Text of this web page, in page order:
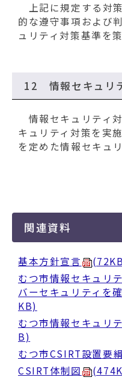
上記に規定する対
的な遵守事項および
ュリティ対策基準を策
12 情報セキュリ
情報セキュリティ
キュリティ対策を実
を定めた情報セキュ
関連資料
基本方針宣言
むつ市情報セキュリ
バーセキュリティを
KB)
むつ市情報セキュリ
B)
むつ市CSIRT設置要綱
CSIRT体制図